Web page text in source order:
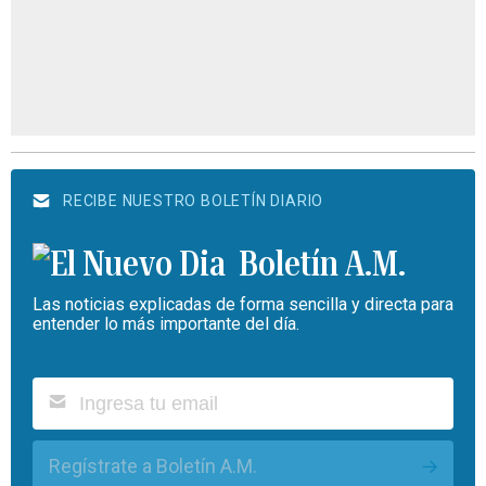
RECIBE NUESTRO BOLETÍN DIARIO
Boletín A.M.
Las noticias explicadas de forma sencilla y directa para
entender lo más importante del día.
Regístrate a Boletín A.M.